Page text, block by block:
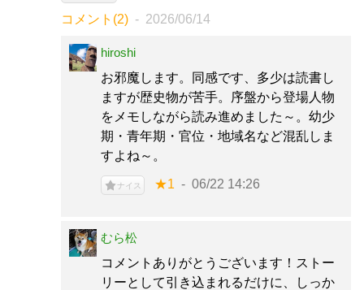
コメント(2) 2026/06/14
hiroshi
お邪魔します。同感です、多少は読書し
ますが歴史物が苦手。序盤から登場人物
をメモしながら読み進めました～。幼少
期・青年期・官位・地域名など混乱しま
すよね～。
ナイス ★1 06/22 14:26
むら松
コメントありがとうございます！ストー
リーとして引き込まれるだけに、しっか